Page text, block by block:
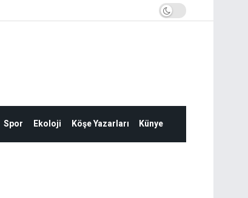
Spor Ekoloji Köşe Yazarları Künye